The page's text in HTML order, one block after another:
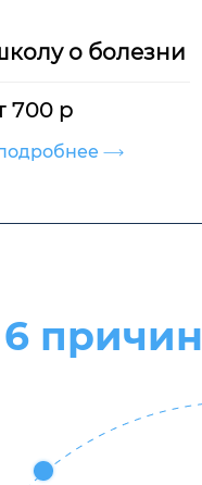
о болезни
700 р
6 причин